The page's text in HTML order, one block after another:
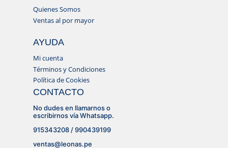
Quienes Somos
Ventas al por mayor
AYUDA
Mi cuenta
Términos y Condiciones
Política de Cookies
CONTACTO
No dudes en llamarnos o
escribirnos vía Whatsapp.
915343208 / 990439199
ventas@leonas.pe